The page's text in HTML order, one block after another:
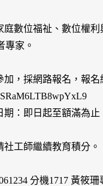
庭數位福祉、數位權利
專家。
，採網路報名，報名
期：即日起至額滿為止
工師繼續教育積分。
分機1717 黃筱珊